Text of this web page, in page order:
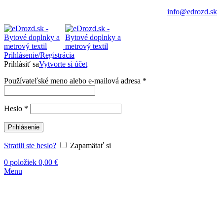
info@edrozd.sk
Prihlásenie/Registrácia
Prihlásiť saVytvorte si účet
Používateľské meno alebo e-mailová adresa *
Heslo *
Prihlásenie
Stratili ste heslo?
Zapamätať si
0 položiek 0,00 €
Menu